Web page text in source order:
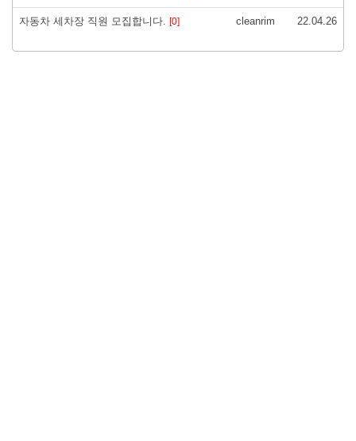
자동차 세차장 직원 모집합니다. [0] cleanrim 22.04.26